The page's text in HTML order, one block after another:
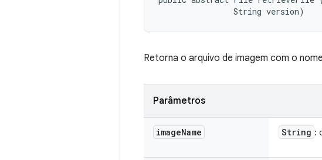
                String version)
Retorna o arquivo de imagem com o
Parâmetros
imageName String :